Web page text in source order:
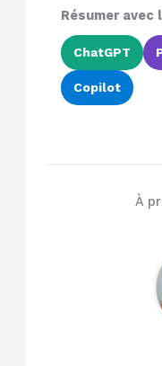
Résumer avec
ChatGPT
Copilot
À